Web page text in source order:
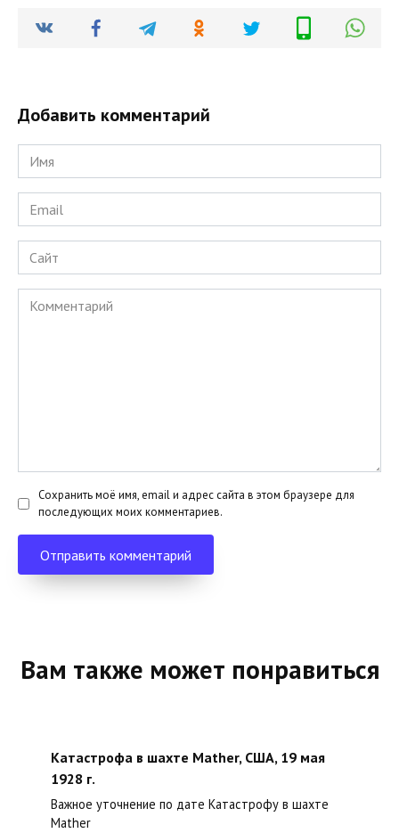
Добавить комментарий
Имя
*
Email
*
Сайт
Комментарий
Сохранить моё имя, email и адрес сайта в этом браузере для
последующих моих комментариев.
Вам также может понравиться
Катастрофа в шахте Mather, США, 19 мая
1928 г.
Важное уточнение по дате Катастрофу в шахте
Mather